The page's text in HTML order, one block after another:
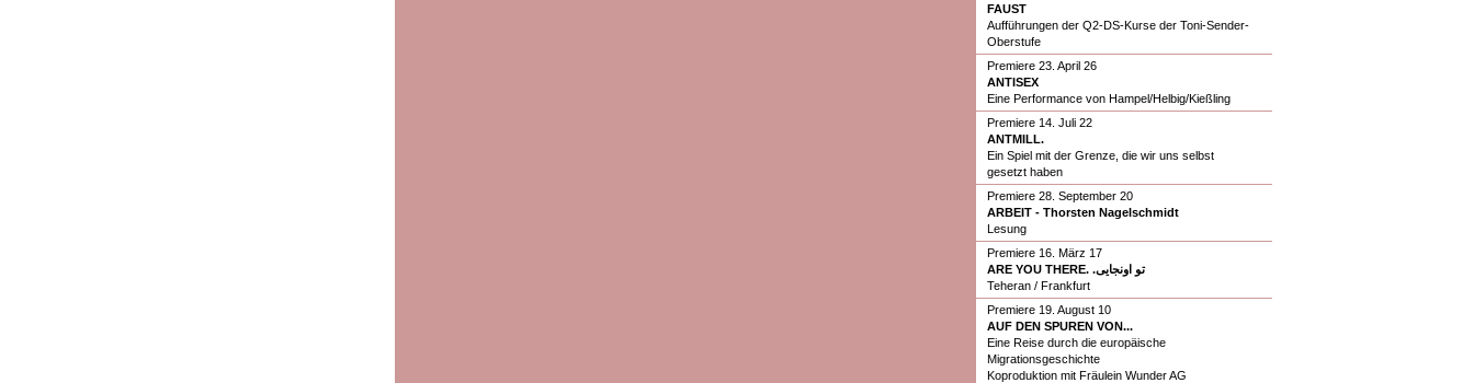
FAUST
Aufführungen der Q2-DS-Kurse der Toni-Sender-
Oberstufe
Premiere 23. April 26
ANTISEX
Eine Performance von Hampel/Helbig/Kießling
Premiere 14. Juli 22
ANTMILL.
Ein Spiel mit der Grenze, die wir uns selbst
gesetzt haben
Premiere 28. September 20
ARBEIT - Thorsten Nagelschmidt
Lesung
Premiere 16. März 17
ARE YOU THERE. .تو اونجایی
Teheran / Frankfurt
Premiere 19. August 10
AUF DEN SPUREN VON...
Eine Reise durch die europäische
Migrationsgeschichte
Koproduktion mit Fräulein Wunder AG